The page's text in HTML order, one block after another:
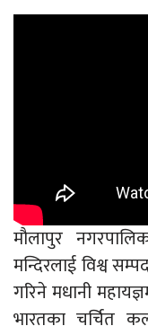
मौलापुर
मन्दिरलाई विश्व
गरिने मधानी
भारतका चर्चित